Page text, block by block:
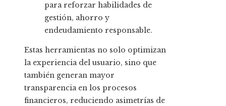
para reforzar habilidades de
gestión, ahorro y
endeudamiento responsable.
Estas herramientas no solo optimizan
la experiencia del usuario, sino que
también generan mayor
transparencia en los procesos
financieros, reduciendo asimetrías de